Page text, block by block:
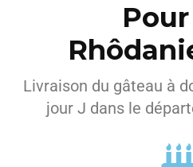
Livraison du gâteau à
jour J dans le